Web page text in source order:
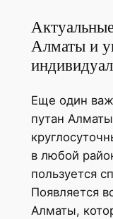
Алматы и
Еще один
путан
в любой
пользуется
Появляется
Алматы,